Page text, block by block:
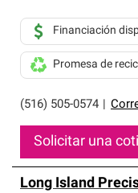
(516) 505-0574
Financiación
Promesa de
Solicitar una
Long Island